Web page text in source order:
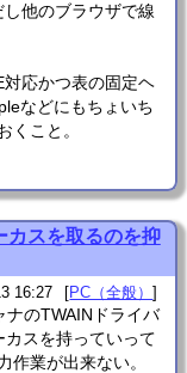
他のブラウザで線
応かつ表の固定ヘ
などにもちょいち
くこと。
カスを取るのを抑
16:27 PC（全般）
のTWAINドライバ
スを持っていって
作業が出来ない。